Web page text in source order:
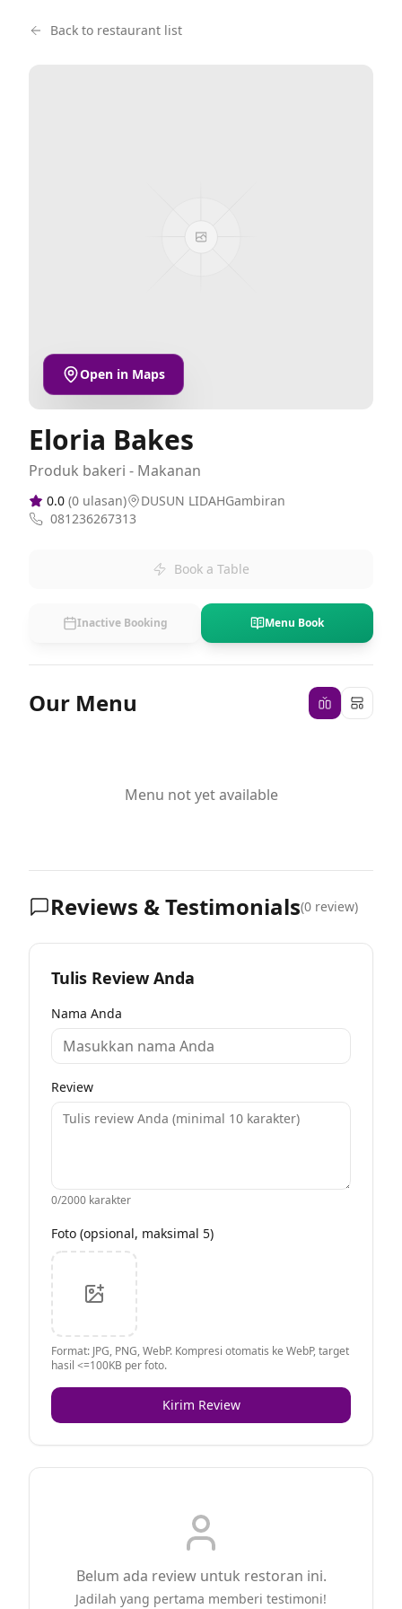
Back to restaurant list
Open in Maps
Eloria Bakes
Produk bakeri - Makanan
0.0 (0 ulasan)
DUSUN LIDAHGambiran
081236267313
Book a Table
Inactive Booking Menu Book
Our Menu
Menu not yet available
Reviews & Testimonials(0 review)
Tulis Review Anda
Nama Anda
Review
0/2000 karakter
Foto (opsional, maksimal 5)
Format: JPG, PNG, WebP. Kompresi otomatis ke WebP, target
hasil <=100KB per foto.
Kirim Review
Belum ada review untuk restoran ini.
Jadilah yang pertama memberi testimoni!